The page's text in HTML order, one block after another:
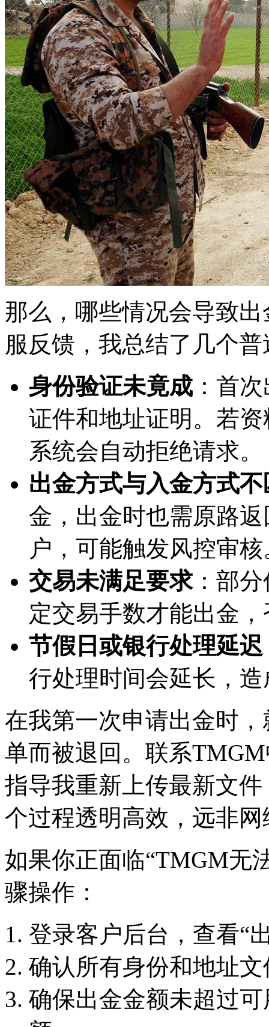
那么，哪些情况会导致
服反馈，我总结了几个
身份验证未竟成 ：首
证件和地址证明。若
系统会自动拒绝请求。
出金方式与入金方式不
金，出金时也需原路
户，可能触发风控审核
交易未满足要求：部
定交易手数才能出金
节假日或银行处理延迟
行处理时间会延长，
在我第一次申请出金时
单而被退回。联系
指导我重新上传最新文
个过程透明高效，远非网
如果你正面临“TMGM无
骤操作：
登录客户后台，查看“
确认所有身份和地址
确保出金金额未超过